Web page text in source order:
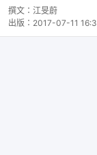
撰文： 江旻蔚
出版： 2017-07-11